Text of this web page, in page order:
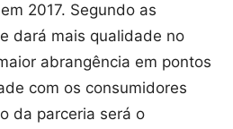
2017. Segundo as
dará mais qualidade no
abrangência em pontos
com os consumidores
da parceria será o